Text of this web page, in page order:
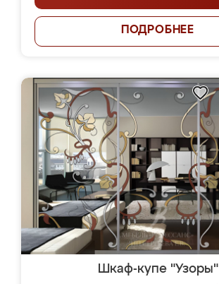
ПОДРОБНЕЕ
Шкаф-купе "Узоры"